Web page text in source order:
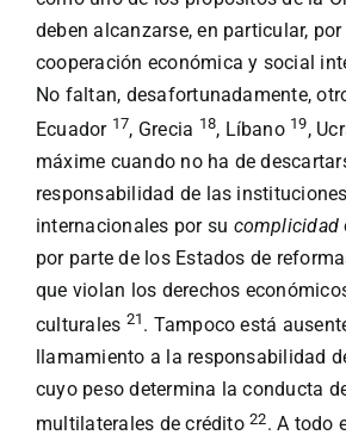
deben alcanzarse, en particular,
cooperación económica y social
No faltan, desafortunadamente,
Ecuador 17, Grecia 18, Líbano 19,
máxime cuando no ha de
responsabilidad de las
internacionales por su complicidad
por parte de los Estados de
que violan los derechos
culturales 21 . Tampoco está
llamamiento a la responsabilidad
cuyo peso determina la conducta
multilaterales de crédito22. A todo